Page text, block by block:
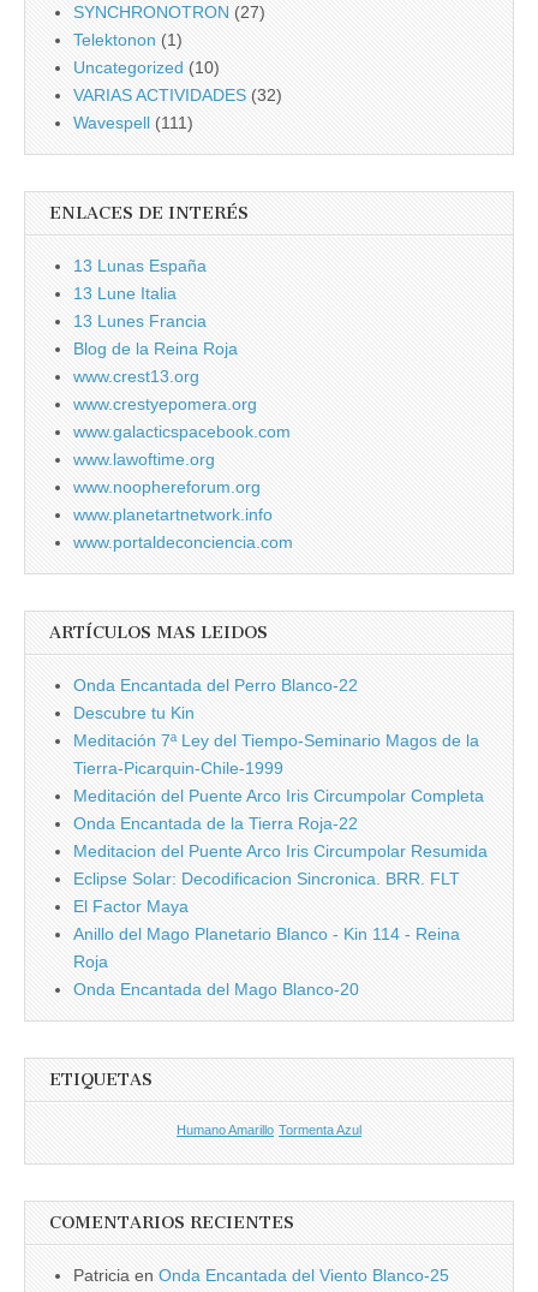
SYNCHRONOTRON (27)
Telektonon (1)
Uncategorized (10)
VARIAS ACTIVIDADES (32)
Wavespell (111)
ENLACES DE INTERÉS
13 Lunas España
13 Lune Italia
13 Lunes Francia
Blog de la Reina Roja
www.crest13.org
www.crestyepomera.org
www.galacticspacebook.com
www.lawoftime.org
www.noophereforum.org
www.planetartnetwork.info
www.portaldeconciencia.com
ARTÍCULOS MAS LEIDOS
Onda Encantada del Perro Blanco-22
Descubre tu Kin
Meditación 7ª Ley del Tiempo-Seminario Magos de la
Tierra-Picarquin-Chile-1999
Meditación del Puente Arco Iris Circumpolar Completa
Onda Encantada de la Tierra Roja-22
Meditacion del Puente Arco Iris Circumpolar Resumida
Eclipse Solar: Decodificacion Sincronica. BRR. FLT
El Factor Maya
Anillo del Mago Planetario Blanco - Kin 114 - Reina
Roja
Onda Encantada del Mago Blanco-20
ETIQUETAS
Humano Amarillo Tormenta Azul
COMENTARIOS RECIENTES
Patricia en Onda Encantada del Viento Blanco-25